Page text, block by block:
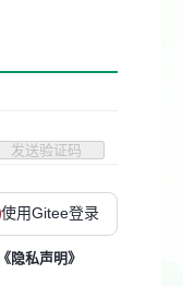
发送验证码
使用Gitee登录
《隐私声明》